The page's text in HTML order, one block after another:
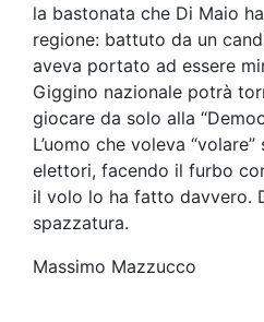
la bastonata che Di Maio
regione: battuto da un
aveva portato ad essere
Giggino nazionale potrà
giocare da solo alla
L’uomo che voleva
elettori, facendo il furbo
il volo lo ha fatto davvero.
spazzatura.
Massimo Mazzucco